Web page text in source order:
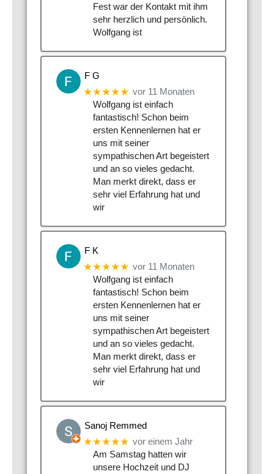
Fest war der Kontakt mit ihm
sehr herzlich und persönlich.
Wolfgang ist
F G
★★★★★ vor 11 Monaten
Wolfgang ist einfach
fantastisch! Schon beim
ersten Kennenlernen hat er
uns mit seiner
sympathischen Art begeistert
und an so vieles gedacht.
Man merkt direkt, dass er
sehr viel Erfahrung hat und
wir
F K
★★★★★ vor 11 Monaten
Wolfgang ist einfach
fantastisch! Schon beim
ersten Kennenlernen hat er
uns mit seiner
sympathischen Art begeistert
und an so vieles gedacht.
Man merkt direkt, dass er
sehr viel Erfahrung hat und
wir
Sanoj Remmed
★★★★★ vor einem Jahr
Am Samstag hatten wir
unsere Hochzeit und DJ